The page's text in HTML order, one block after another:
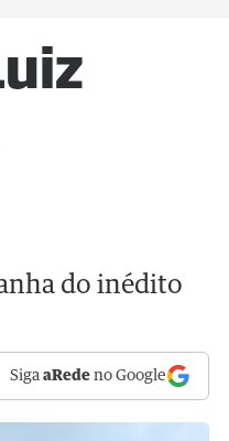
do inédito
SigaaRede no Google